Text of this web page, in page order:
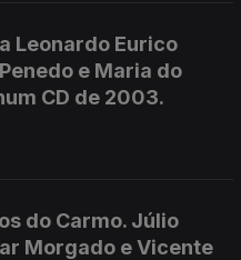
Leonardo Eurico
e Maria do
CD de 2003.
do Carmo. Júlio
Morgado e Vicente